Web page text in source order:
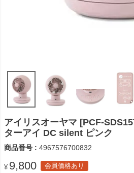
アイリスオーヤマ [PCF-
ターアイ DC silent ピンク
商品番号 4967576700832
¥ 9,800 会員価格あり